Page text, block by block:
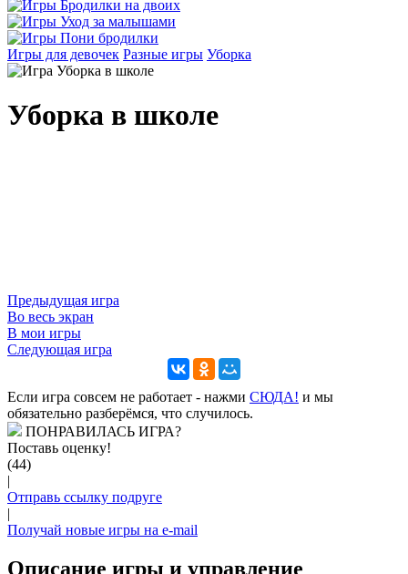
Игры для девочек Разные игры Уборка
Уборка в школе
Предыдущая игра
Во весь экран
В мои игры
Следующая игра
Если игра совсем не работает - нажми CЮДА! и мы
обязательно разберёмся, что случилось.
ПОНРАВИЛАСЬ ИГРА?
Поставь оценку!
(44)
|
Отправь ссылку подруге
|
Получай новые игры на e-mail
Описание игры и управление